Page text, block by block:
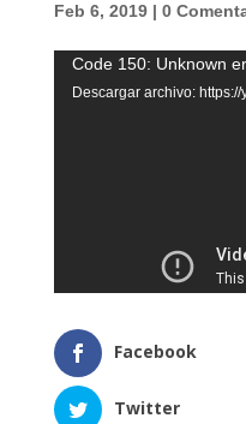
Feb 6, 2019| 0
Reproductor
de
Code 150: Unknown
Descargar archivo:
Facebook
Twitter